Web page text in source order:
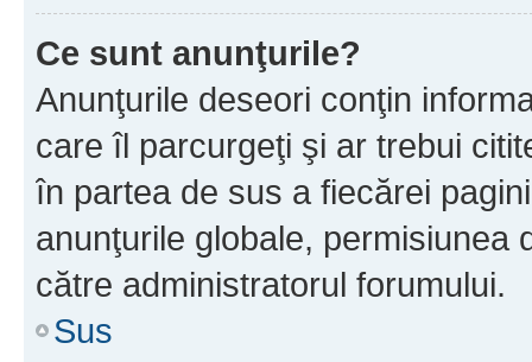
Ce sunt anunţurile?
Anunţurile deseori conţin
care îl parcurgeţi şi ar trebui
în partea de sus a fiecărei
anunţurile globale, permisiunea
către administratorul forumului.
Sus